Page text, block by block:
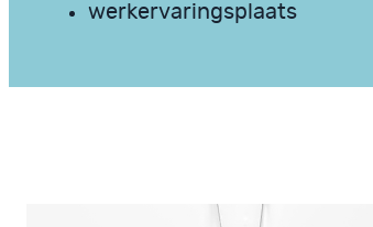
werkervaringsplaats